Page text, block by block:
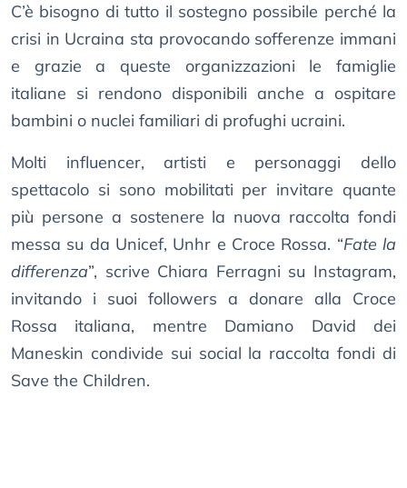
C’è bisogno di tutto il sostegno possibile perché la
crisi in Ucraina sta provocando sofferenze immani
e grazie a queste organizzazioni le famiglie
italiane si rendono disponibili anche a ospitare
bambini o nuclei familiari di profughi ucraini.
Molti influencer, artisti e personaggi dello
spettacolo si sono mobilitati per invitare quante
più persone a sostenere la nuova raccolta fondi
messa su da Unicef, Unhr e Croce Rossa. “Fate la
differenza”, scrive Chiara Ferragni su Instagram,
invitando i suoi followers a donare alla Croce
Rossa italiana, mentre Damiano David dei
Maneskin condivide sui social la raccolta fondi di
Save the Children.